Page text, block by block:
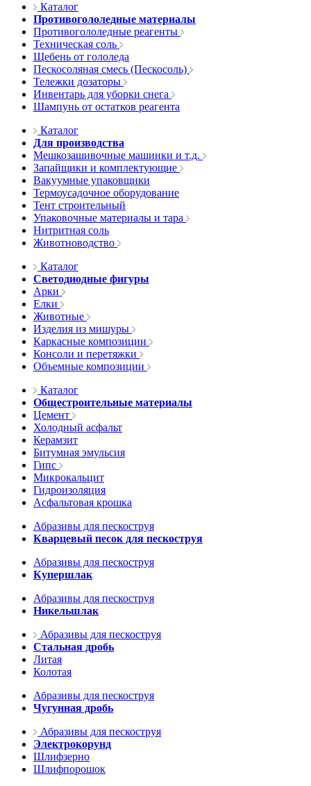
Каталог
Противогололедные материалы
Противогололедные реагенты
Техническая соль
Щебень от гололеда
Пескосоляная смесь (Пескосоль)
Тележки дозаторы
Инвентарь для уборки снега
Шампунь от остатков реагента
Каталог
Для производства
Мешкозашивочные машинки и т.д.
Запайщики и комплектующие
Вакуумные упаковщики
Термоусадочное оборудование
Тент строительный
Упаковочные материалы и тара
Нитритная соль
Животноводство
Каталог
Светодиодные фигуры
Арки
Елки
Животные
Изделия из мишуры
Каркасные композиции
Консоли и перетяжки
Объемные композиции
Каталог
Общестроительные материалы
Цемент
Холодный асфальт
Керамзит
Битумная эмульсия
Гипс
Микрокальцит
Гидроизоляция
Асфальтовая крошка
Абразивы для пескоструя
Кварцевый песок для пескоструя
Абразивы для пескоструя
Купершлак
Абразивы для пескоструя
Никельшлак
Абразивы для пескоструя
Стальная дробь
Литая
Колотая
Абразивы для пескоструя
Чугунная дробь
Абразивы для пескоструя
Электрокорунд
Шлифзерно
Шлифпорошок